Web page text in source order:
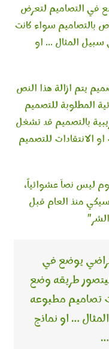
في التصاميم لتعرض
بالتصاميم سواء كانت
سبيل المثال … او
يتم ازالة هذا النص
المطلوبة للتصميم
بالتصميم قد تشغل
الانتقادات للتصميم
ليس نصاَ عشوائياً،
منذ العام قبل
يوضع في
طريقه وضع
تصاميم مطبوعه
… او نماذج